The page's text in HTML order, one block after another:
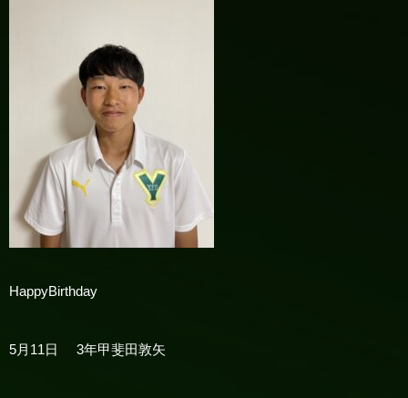
HappyBirthday
5月 11日 3年甲斐田敦矢